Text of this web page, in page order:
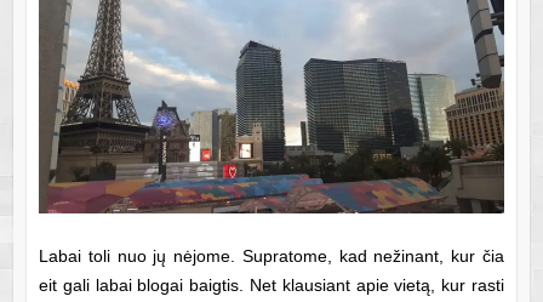
Labai toli nuo jų nėjome. Supratome, kad nežinant, kur čia
eit gali labai blogai baigtis. Net klausiant apie vietą, kur rasti